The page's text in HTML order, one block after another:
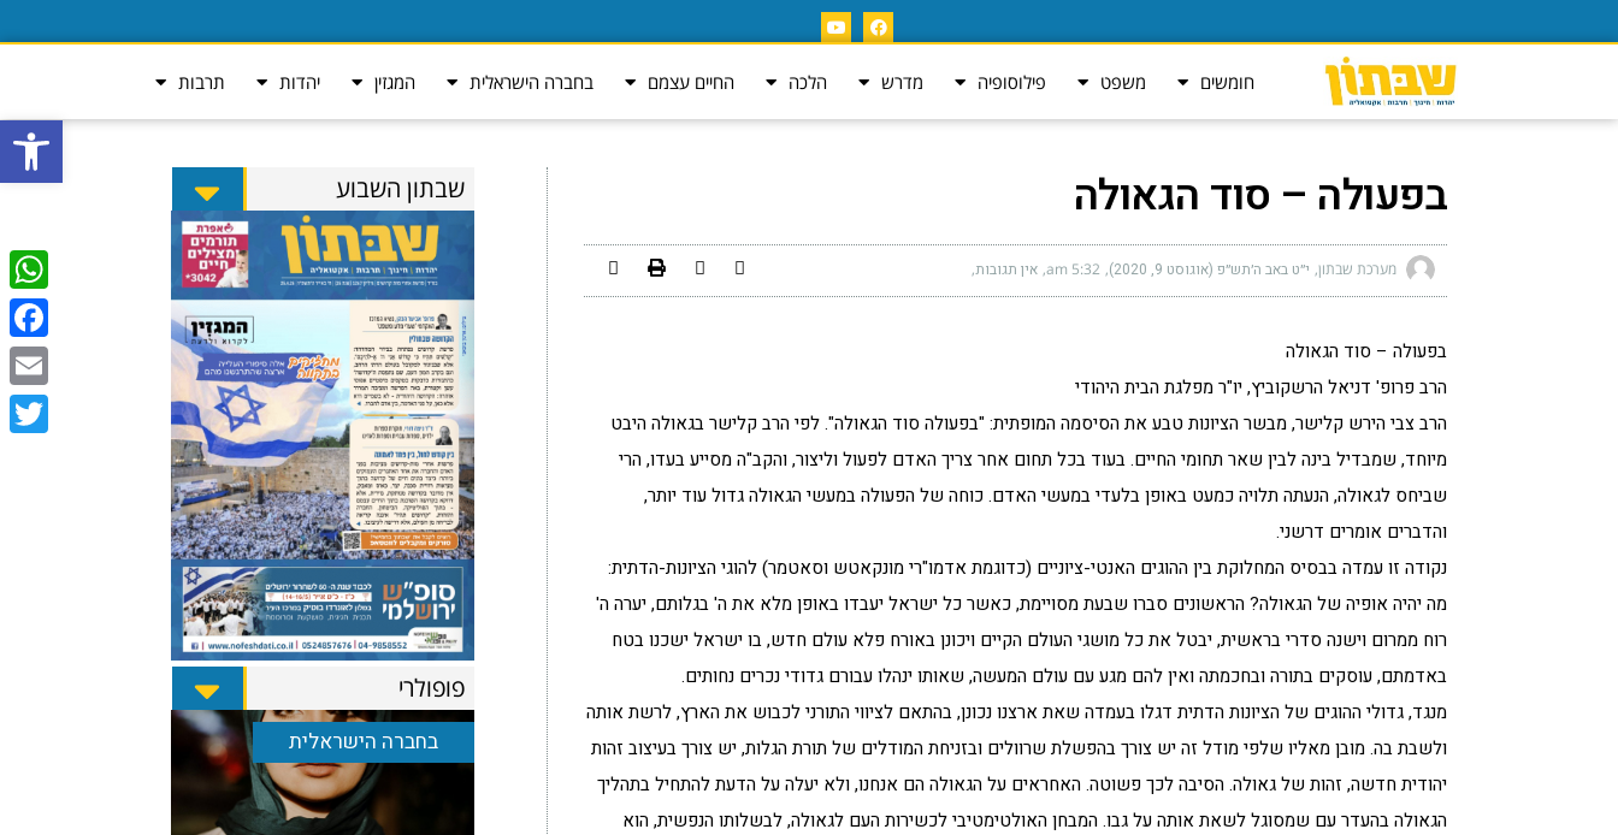
פתח
חומשים משפט פילוסופיה מדרש הלכה החיים עצמם בחברה הישראלית המגזין יהדות תרבות
בפעולה – סוד הגאולה
מערכת שבתון י״ט באב ה׳תש״פ (אוגוסט 9, 2020) 5:32 am אין תגובות
בפעולה – סוד הגאולה
הרב פרופ' דניאל הרשקוביץ, יו"ר מפלגת הבית היהודי
הרב צבי הירש קלישר, מבשר הציונות טבע את הסיסמה המופתית: "בפעולה סוד הגאולה". לפי הרב קלישר בגאולה היבט
מיוחד, שמבדיל בינה לבין שאר תחומי החיים. בעוד בכל תחום אחר צריך האדם לפעול וליצור, והקב"ה מסייע בעדו, הרי
שביחס לגאולה, הנעתה תלויה כמעט באופן בלעדי במעשי האדם. כוחה של הפעולה במעשי הגאולה גדול עוד יותר,
והדברים אומרים דרשני.
נקודה זו עמדה בבסיס המחלוקת בין ההוגים האנטי-ציוניים (כדוגמת אדמו"רי מונקאטש וסאטמר) להוגי הציונות-הדתית:
מה יהיה אופיה של הגאולה? הראשונים סברו שבעת מסויימת, כאשר כל ישראל יעבדו באופן מלא את ה' בגלותם, יערה ה'
רוח ממרום וישנה סדרי בראשית, יבטל את כל מושגי העולם הקיים ויכונן באורח פלא עולם חדש, בו ישראל ישכנו בטח
באדמתם, עוסקים בתורה ובחכמתה ואין להם מגע עם עולם המעשה, שאותו ינהלו עבורם גדודי נכרים נחותים.
מנגד, גדולי ההוגים של הציונות הדתית דגלו בעמדה שאת ארצנו נכונן, בהתאם לציווי התורני לכבוש את הארץ, לרשת אותה
ולשבת בה. מובן מאליו שלפי מודל זה יש צורך בהפשלת שרוולים ובזניחת המודלים של תורת הגלות, יש צורך בעיצוב זהות
יהודית חדשה, זהות של גאולה. הסיבה לכך פשוטה. האחראים על הגאולה הם אנחנו, ולא יעלה על הדעת להתחיל בתהליך
הגאולה בהעדר עם שמסוגל לשאת אותה על גבו. המבחן האולטימטיבי לכשירות העם לגאולה, לבשלותו הנפשית, הוא
שבתון השבוע
פופולרי
בחברה הישראלית
Email